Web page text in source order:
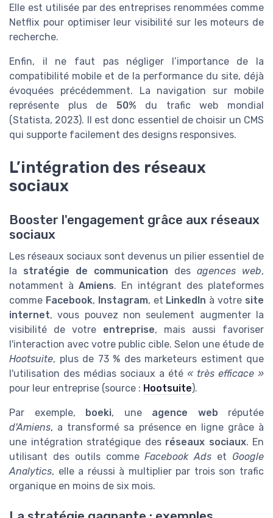
Elle est utilisée par des entreprises renommées comme
Netflix pour optimiser leur visibilité sur les moteurs de
recherche.
Enfin, il ne faut pas négliger l’importance de la
compatibilité mobile et de la performance du site, déjà
évoquées précédemment. La navigation sur mobile
représente plus de 50% du trafic web mondial
(Statista, 2023). Il est donc essentiel de choisir un CMS
qui supporte facilement des designs responsives.
L’intégration des réseaux
sociaux
Booster l'engagement grâce aux réseaux
sociaux
Les réseaux sociaux sont devenus un pilier essentiel de
la stratégie de communication des agences web,
notamment à Amiens. En intégrant des plateformes
comme Facebook, Instagram, et LinkedIn à votre site
internet, vous pouvez non seulement augmenter la
visibilité de votre entreprise, mais aussi favoriser
l'interaction avec votre public cible. Selon une étude de
Hootsuite, plus de 73 % des marketeurs estiment que
l'utilisation des médias sociaux a été « très efficace »
pour leur entreprise (source : Hootsuite).
Par exemple, boeki, une agence web réputée
d'Amiens, a transformé sa présence en ligne grâce à
une intégration stratégique des réseaux sociaux. En
utilisant des outils commeFacebook Ads et Google
Analytics, elle a réussi à multiplier par trois son trafic
organique en moins de six mois.